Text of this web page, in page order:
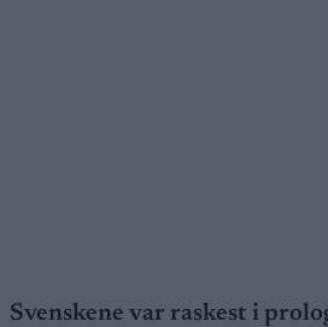
Svenskene var raskest i